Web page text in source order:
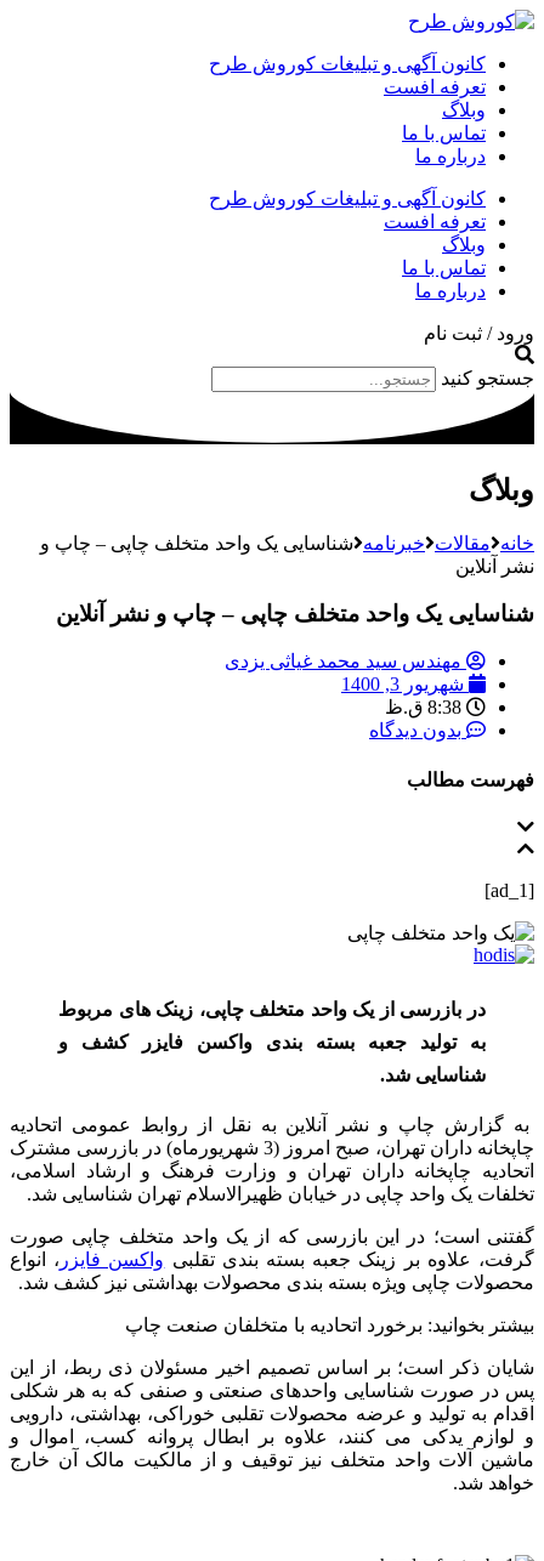
کانون آگهی و تبلیغات کوروش طرح
تعرفه افست
وبلاگ
تماس با ما
درباره ما
کانون آگهی و تبلیغات کوروش طرح
تعرفه افست
وبلاگ
تماس با ما
درباره ما
ورود / ثبت نام
جستجو کنید
وبلاگ
خانه مقالات خبرنامه شناسایی یک واحد متخلف چاپی – چاپ و
نشر آنلاین
شناسایی یک واحد متخلف چاپی – چاپ و نشر آنلاین
مهندس سید محمد غیاثی یزدی
شهریور 3, 1400
8:38 ق.ظ
بدون دیدگاه
فهرست مطالب
[ad_1]
در بازرسی از یک واحد متخلف چاپی، زینک های مربوط
به تولید جعبه بسته بندی واکسن فایزر کشف و
شناسایی شد.
به گزارش چاپ و نشر آنلاین به نقل از روابط عمومی اتحادیه
چاپخانه داران تهران، صبح امروز (3 شهریورماه) در بازرسی مشترک
اتحادیه چاپخانه داران تهران و وزارت فرهنگ و ارشاد اسلامی،
تخلفات یک واحد چاپی در خیابان ظهیرالاسلام تهران شناسایی شد.
گفتنی است؛ در این بازرسی که از یک واحد متخلف چاپی صورت
گرفت، علاوه بر زینک جعبه بسته بندیتقلبی واکسن فایزر ، انواع
محصولات چاپی ویژه بسته بندی محصولات بهداشتی نیز کشف شد.
بیشتر بخوانید: برخورد اتحادیه با متخلفان صنعت چاپ
شایان ذکر است؛ بر اساس تصمیم اخیر مسئولان ذی ربط، از این
پس در صورت شناسایی واحدهای صنعتی و صنفی که به هر شکلی
اقدام به تولید و عرضه محصولات تقلبی خوراکی، بهداشتی، دارویی
و لوازم یدکی می کنند، علاوه بر ابطال پروانه کسب، اموال و
ماشین آلات واحد متخلف نیز توقیف و از مالکیت مالک آن خارج
خواهد شد.